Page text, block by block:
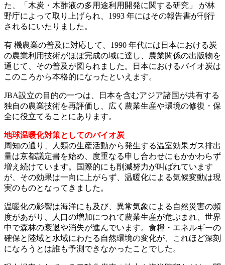
た、「木炭・木酢液の多用途利用開発に関する研究」 が林
野庁によって取り上げられ、1993 年にはその報告書が刊行
されるにいたりました。
有 機農業の普及に対応して、1990 年代には日本における炭
の農業利用技術がほぼ完成の域に達し、農業関係の出版物を
通じて、その普及が図られました。日本におけるバイオ炭は
このころから本格的になったといえます。
JBA設立の目的の一つは、日本を含むアジア諸国が共有する
独自の農業技術を再評価し、広く農業生産や環境の修復・保
全に役立てることにあります。
地球温暖化対策としてのバイオ炭
周知の通り、人類の生産活動から発生する温室効果ガス排出
量は京都議定書を始め、度重なる申し合わせにもかかわらず
増え続けています。国際的にも削減努力が叫ばれています
が、その効果は一向に上がらず、温暖化による気候変動は現
実のものとなってきました。
温暖化の影響は海洋にも及び、異常気象による自然災害の頻
度があがり、人口の増加につれて農業生産が危ぶまれ、世界
中で森林の衰退や消失が進んでいます。食糧・エネルギーの
確保と陸域と水域にわたる自然環境の変化が、これほど深刻
になろうとは誰も予測できなかったことでした。